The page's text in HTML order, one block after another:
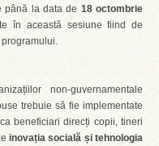
până la data de 18 octombrie
în această sesiune fiind de
non-guvernamentale
trebuie să fie implementate
beneficiari direcți copii, tineri
inovația socială și tehnologia